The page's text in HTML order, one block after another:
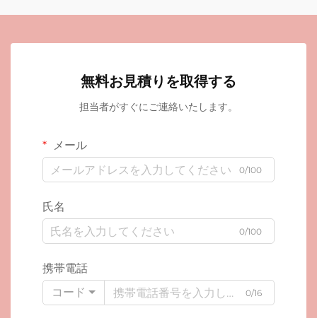
無料お見積りを取得する
担当者がすぐにご連絡いたします。
メール
0/100
氏名
0/100
携帯電話
コード
0/16